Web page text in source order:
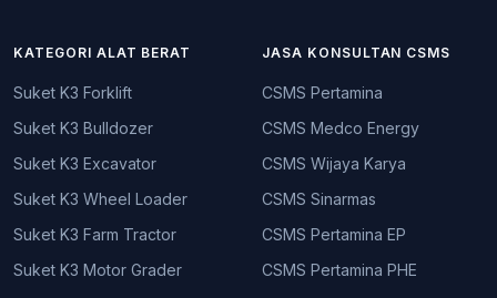
KATEGORI ALAT BERAT
Suket K3 Forklift
Suket K3 Bulldozer
Suket K3 Excavator
Suket K3 Wheel Loader
Suket K3 Farm Tractor
Suket K3 Motor Grader
JASA KONSULTAN CSMS
CSMS Pertamina
CSMS Medco Energy
CSMS Wijaya Karya
CSMS Sinarmas
CSMS Pertamina EP
CSMS Pertamina PHE